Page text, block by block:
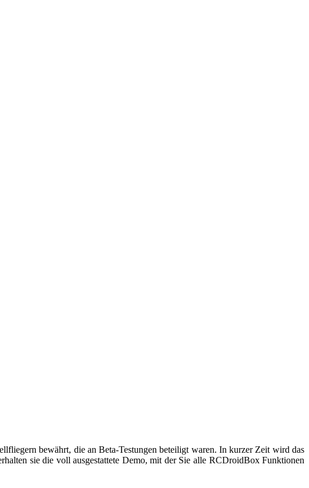
bewährt, die an Beta-Testungen beteiligt waren. In kurzer Zeit wird das
sie die voll ausgestattete Demo, mit der Sie alle RCDroidBox Funktionen